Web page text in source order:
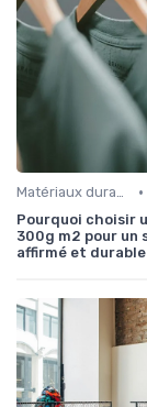
Matériaux durables •
Pourquoi choisir
300g m2 pour un
affirmé et durable